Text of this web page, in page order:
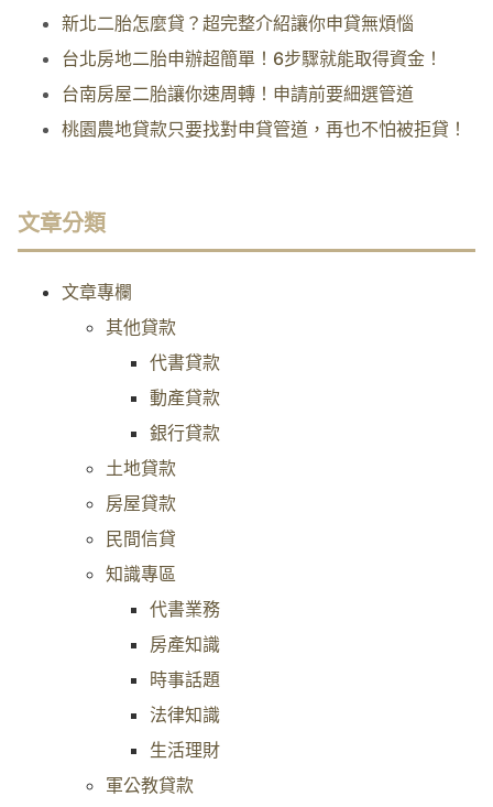
新北二胎怎麼貸？超完整介紹讓你申貸無煩惱
台北房地二胎申辦超簡單！6步驟就能取得資金！
台南房屋二胎讓你速周轉！申請前要細選管道
桃園農地貸款只要找對申貸管道，再也不怕被拒貸！
文章分類
文章專欄
其他貸款
代書貸款
動產貸款
銀行貸款
土地貸款
房屋貸款
民間信貸
知識專區
代書業務
房產知識
時事話題
法律知識
生活理財
軍公教貸款